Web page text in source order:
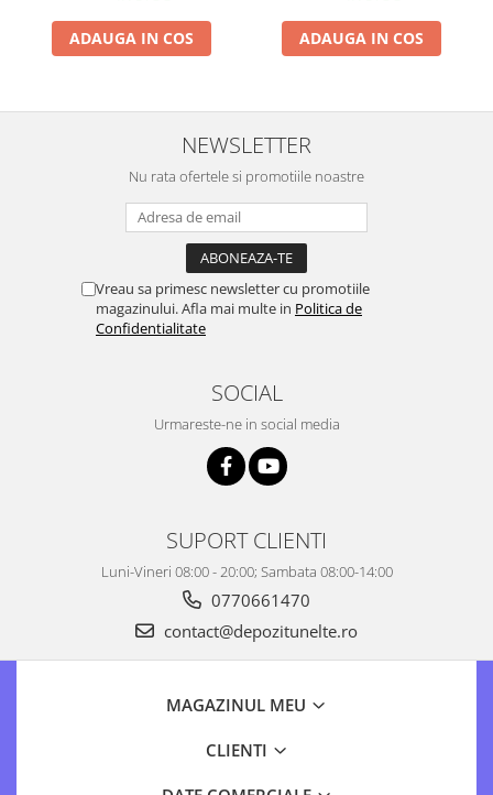
ADAUGA IN COS ADAUGA IN COS
NEWSLETTER
Nu rata ofertele si promotiile noastre
Vreau sa primesc newsletter cu promotiile
magazinului. Afla mai multe in Politica de
Confidentialitate
SOCIAL
Urmareste-ne in social media
SUPORT CLIENTI
Luni-Vineri 08:00 - 20:00; Sambata 08:00-14:00
0770661470
contact@depozitunelte.ro
MAGAZINUL MEU
CLIENTI